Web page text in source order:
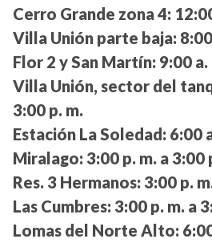
Cerro Grande zona 4:
Villa Unión parte baja:
Flor 2 y San Martín: 9:00 a.
Villa Unión, sector del
3:00 p. m.
Estación La Soledad: 6:00
Miralago: 3:00 p. m. a 3:00
Res. 3 Hermanos: 3:00 p.
Las Cumbres: 3:00 p. m. a
Lomas del Norte Alto: